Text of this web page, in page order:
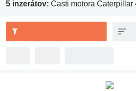
5 inzerátov: Časti motora